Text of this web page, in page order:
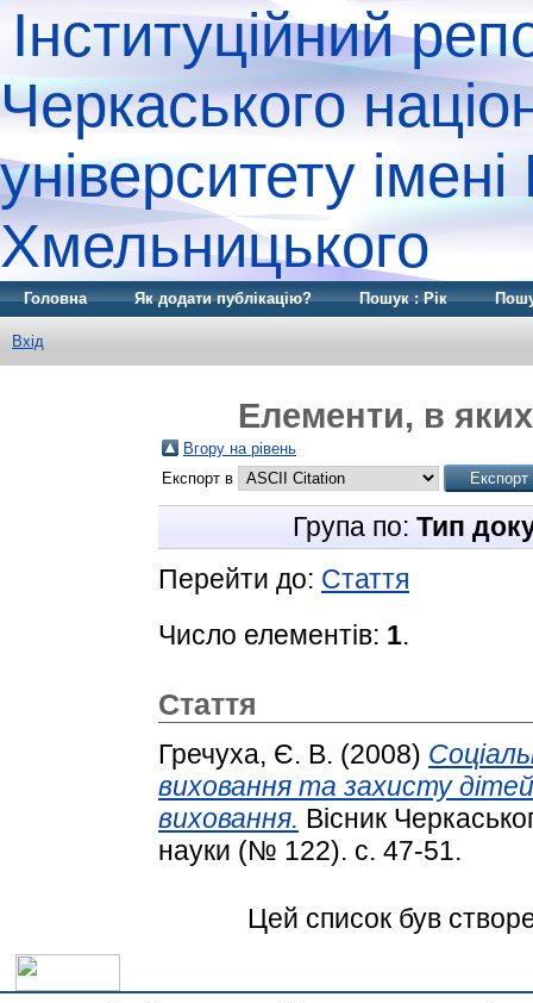
Інституційний
Черкаського
університету
Хмельницького
Головна Як додати публікацію? Пошук : Рік
Вхід
Елементи, в
Вгору на рівень
Експорт в
Група по: Тип
Перейти до: Стаття
Число елементів: 1.
Стаття
Гречуха, Є. В. (2008)
виховання та захисту
виховання. Вісник
науки (№ 122). с. 47-51.
Цей список був